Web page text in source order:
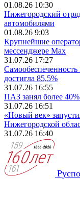
01.08.26 10:30
Нижегородский
автомобилями
01.08.26 9:03
Крупнейшие
мессенджере Max
31.07.26 17:27
достигла 85,5%
31.07.26 16:55
ПАЗ занял более
31.07.26 16:51
«Новый век»
Нижегородской
31.07.26 16:40